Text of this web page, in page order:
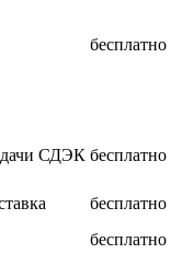
бесплатно
СДЭК бесплатно
бесплатно
бесплатно